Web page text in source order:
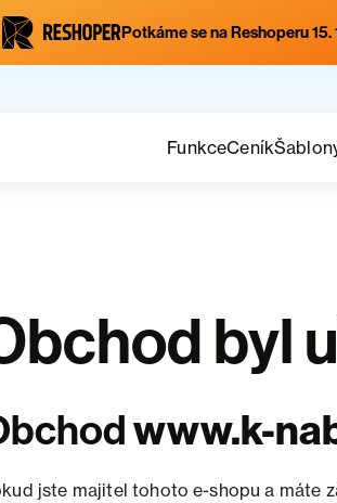
Potkáme se na Reshoperu 15.
FunkceCeník
byl
www.k-
jste majitel tohoto e-shopu a máte